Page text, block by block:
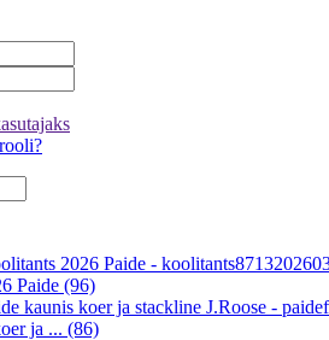
Paide (96)
ja ... (86)